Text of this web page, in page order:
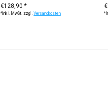
€128,90 *
*Inkl. MwSt. zzgl.Versandkosten